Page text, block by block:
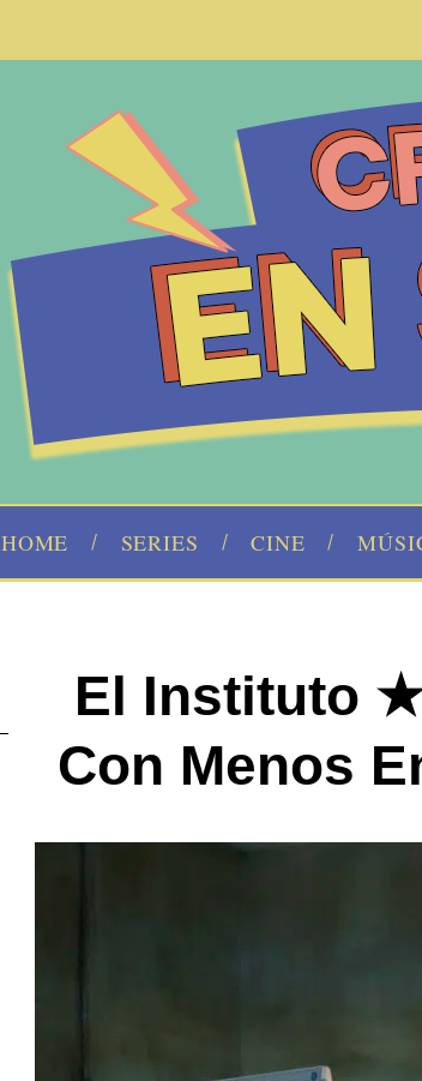
HOME SERIES CINE
El Instituto
Con Menos